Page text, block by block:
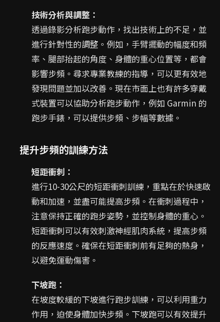
技術分析與調整：
透過錄影分析跑步動作，找出技術上的不足，並
進行針對性的調整。例如，手臂擺動的幅度和頻
率、腿部抬起的角度、身體的重心位置等，都會
影響步頻。尋求專業教練的指導，可以更有效地
發現問題並加以改善。現在市面上也有許多穿戴
式裝置可以協助分析跑步動作，例如 Garmin 的
跑步手錶，可以提供步頻、步幅等數據。
提升步頻的訓練方法
短距衝刺：
進行10-30公尺的短距衝刺訓練，重點在於快速啟
動和加速，並盡可能提高步頻。在衝刺過程中，
注意保持正確的跑步姿勢，並控制身體的重心。
短距衝刺可以有效刺激神經肌肉系統，提高步頻
的反應速度。確保在短距衝刺前有足夠的熱身，
以避免運動傷害。
下坡跑：
在坡度較緩的下坡進行跑步訓練，可以利用重力
作用，迫使身體加快步頻。下坡跑可以有效提升